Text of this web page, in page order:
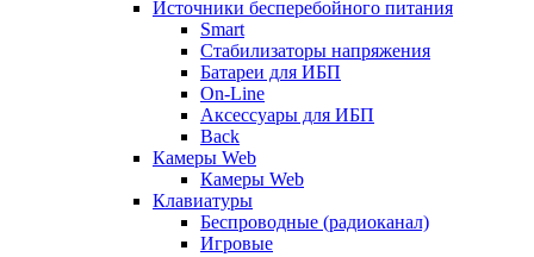
Источники бесперебойного питания
Smart
Стабилизаторы напряжения
Батареи для ИБП
On-Line
Аксессуары для ИБП
Back
Камеры Web
Камеры Web
Клавиатуры
Беспроводные (радиоканал)
Игровые